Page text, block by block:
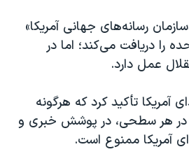
رسانه‌های جهانی آمریکا»
را دریافت می‌کند؛ اما در
عمل دارد.
تأکید کرد که هرگونه
در هر سطحی، در پوشش خبری و
آمریکا ممنوع است.